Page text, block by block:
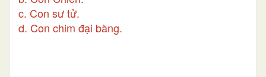
c. Con sư tử.
d. Con chim đại bàng.